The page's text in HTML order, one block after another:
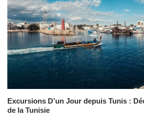
Excursions D’un Jour depuis Tunis :
de la Tunisie